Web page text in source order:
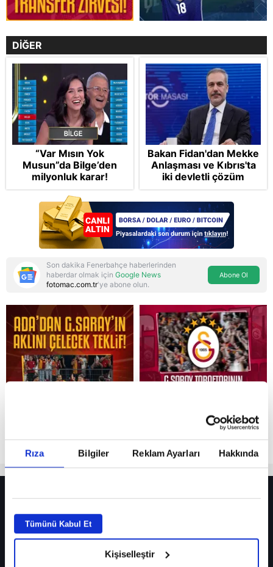
Rıza Bilgiler Reklam Ayarları Hakkında
Tümünü Kabul Et
Kişiselleştir
Reddet
DİĞER
“Var Mısın Yok
Musun”da Bilge’den
milyonluk karar!
Bakan Fidan'dan Mekke
Anlaşması ve Kıbrıs'ta
iki devletli çözüm
mesajı: Bize
saldırmayan hiçbir ülke
hedefimizde değil
Son dakika Fenerbahçe haberlerinden
haberdar olmak için Google News
fotomac.com.tr'ye abone olun.
Abone Ol
Fenerbahçe’de sürpriz ayrılık ihtimali! Devre arasında gelmişti
Fenerbahçe’nin yeni transferi Mason Greenwood için olay sözler!
Galatasaray’da rota yeniden Thiago Almada!